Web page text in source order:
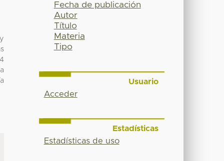
Fecha de publicación
Autor
Título
Materia
Tipo
Usuario
Acceder
Estadísticas
Estadísticas de uso